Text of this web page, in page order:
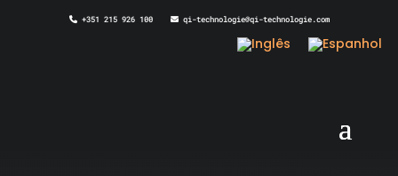
+351 215 926 100 qi-technologie@qi-technologie.com